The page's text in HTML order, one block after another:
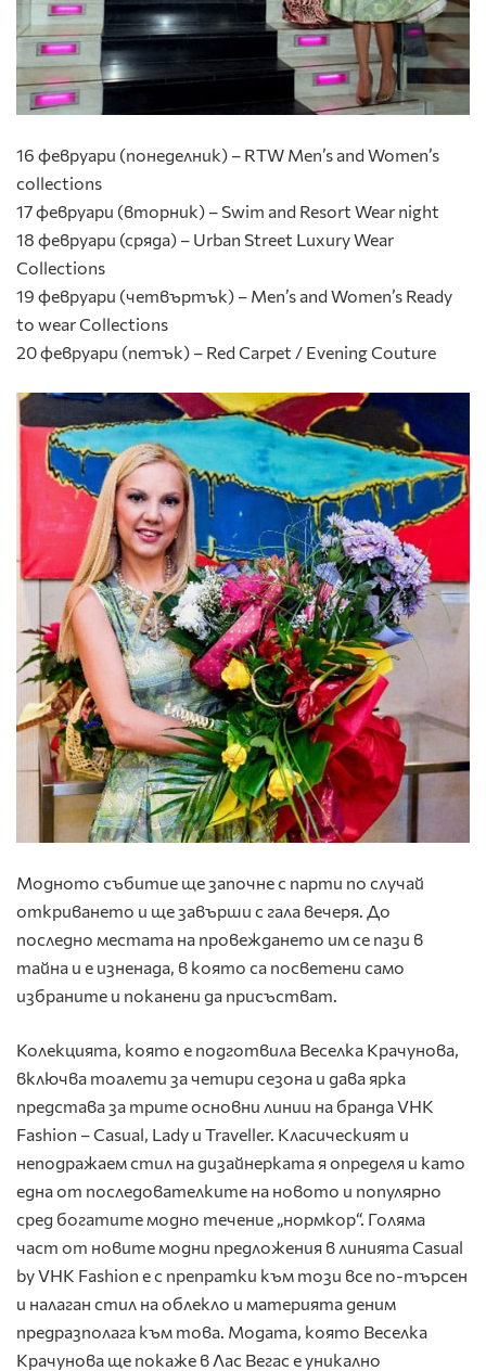
16 февруари (понеделник) – RTW Men’s and Women’s
collections
17 февруари (вторник) – Swim and Resort Wear night
18 февруари (сряда) – Urban Street Luxury Wear
Collections
19 февруари (четвъртък) – Men’s and Women’s Ready
to wear Collections
20 февруари (петък) – Red Carpet / Evening Couture
Модното събитие ще започне с парти по случай
откриването и ще завърши с гала вечеря. До
последно местата на провеждането им се пази в
тайна и е изненада, в която са посветени само
избраните и поканени да присъстват.
Колекцията, която е подготвила Веселка Крачунова,
включва тоалети за четири сезона и дава ярка
представа за трите основни линии на бранда VHK
Fashion – Casual, Lady и Traveller. Класическият и
неподражаем стил на дизайнерката я определя и като
една от последователките на новото и популярно
сред богатите модно течение „нормкор“. Голяма
част от новите модни предложения в линията Casual
by VHK Fashion е с препратки към този все по-търсен
и налаган стил на облекло и материята деним
предразполага към това. Модата, която Веселка
Крачунова ще покаже в Лас Вегас е уникално